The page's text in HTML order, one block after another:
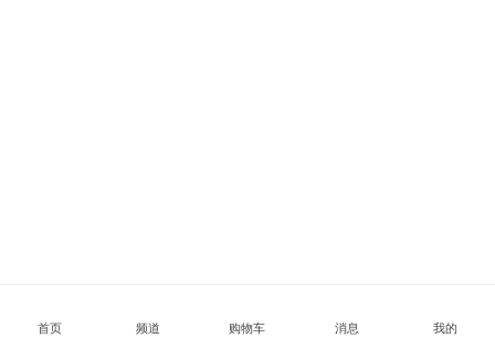
首页 频道 购物车 消息 我的